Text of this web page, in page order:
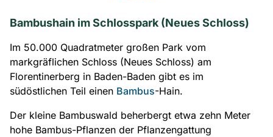
Bambushain im Schlosspark (Neues Schloss)
Im 50.000 Quadratmeter großen Park vom
markgräflichen Schloss (Neues Schloss) am
Florentinerberg in Baden-Baden gibt es im
südöstlichen Teil einen Bambus-Hain.
Der kleine Bambuswald beherbergt etwa zehn Meter
hohe Bambus-Pflanzen der Pflanzengattung